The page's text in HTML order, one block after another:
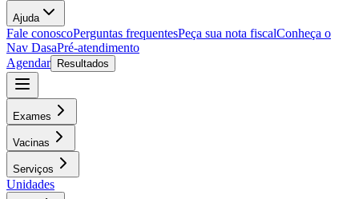
Ajuda
Fale conoscoPerguntas frequentesPeça sua nota fiscalConheça o
Nav DasaPré-atendimento
Agendar
Resultados
Exames
Vacinas
Serviços
Unidades